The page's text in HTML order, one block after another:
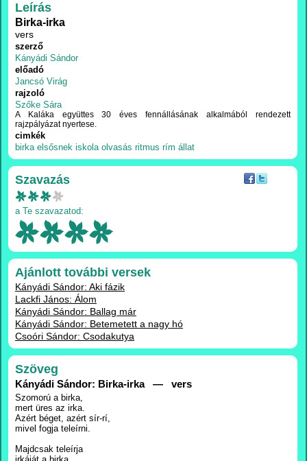
Leírás
Birka-irka
vers
szerző
Kányádi Sándor
előadó
Jancsó Virág
rajzoló
Szőke Sára
A Kaláka együttes 30 éves fennállásának alkalmából rendezett
rajzpályázat nyertese.
cimkék
birka elsősnek iskola olvasás ritmus rím állat
Szavazás
a Te szavazatod:
Ajánlott további versek
Kányádi Sándor: Aki fázik
Lackfi János: Álom
Kányádi Sándor: Ballag már
Kányádi Sándor: Betemetett a nagy hó
Csoóri Sándor: Csodakutya
Szöveg
Kányádi Sándor: Birka-irka — vers
Szomorú a birka,
mert üres az irka.
Azért béget, azért sír-rí,
mivel fogja teleírni.
Majdcsak teleírja